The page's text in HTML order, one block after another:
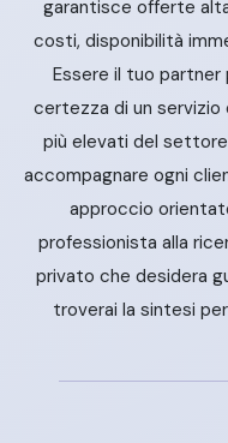
garantisce offerte
costi, disponibilità
Essere il tuo partner
certezza di un
più elevati del
accompagnare ogni
approccio
professionista alla
privato che desidera
troverai la sintesi